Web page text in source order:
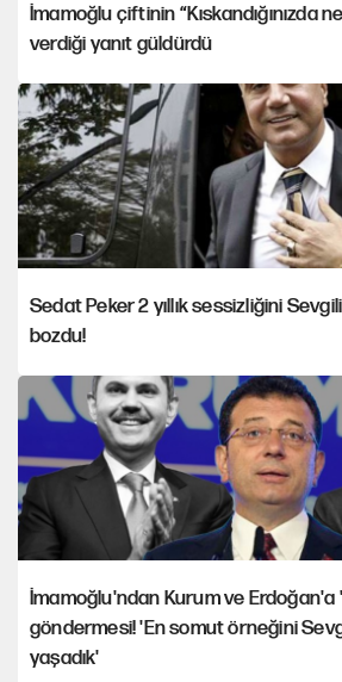
İmamoğlu çiftinin “Kıskandığınızda
verdiği yanıt güldürdü
Sedat Peker 2 yıllık sessizliğini
bozdu!
İmamoğlu'ndan Kurum ve Erdoğan'a
göndermesi! 'En somut örneğini
yaşadık'